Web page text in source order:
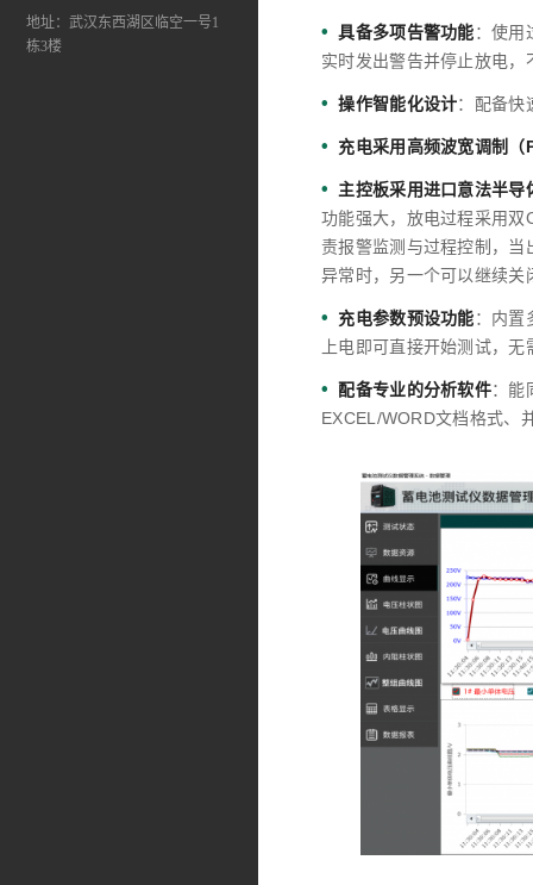
地址：武汉东西湖区临空一号1
栋3楼
• 具备多项告警功能：使用
实时发出警告并停止放电
• 操作智能化设计：配备快
• 充电采用高频波宽调制（
•
主控板采用进口意法半
功能强大，放电过程采用双
责报警监测与过程控制，当
异常时，另一个可以继续
• 充电参数预设功能：内置
上电即可直接开始测试，
• 配备专业的分析软件：能
EXCEL/WORD文档格式、